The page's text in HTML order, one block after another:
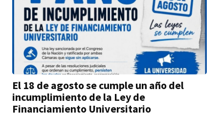
El 18 de agosto se cumple un año del
incumplimiento de la Ley de
Financiamiento Universitario